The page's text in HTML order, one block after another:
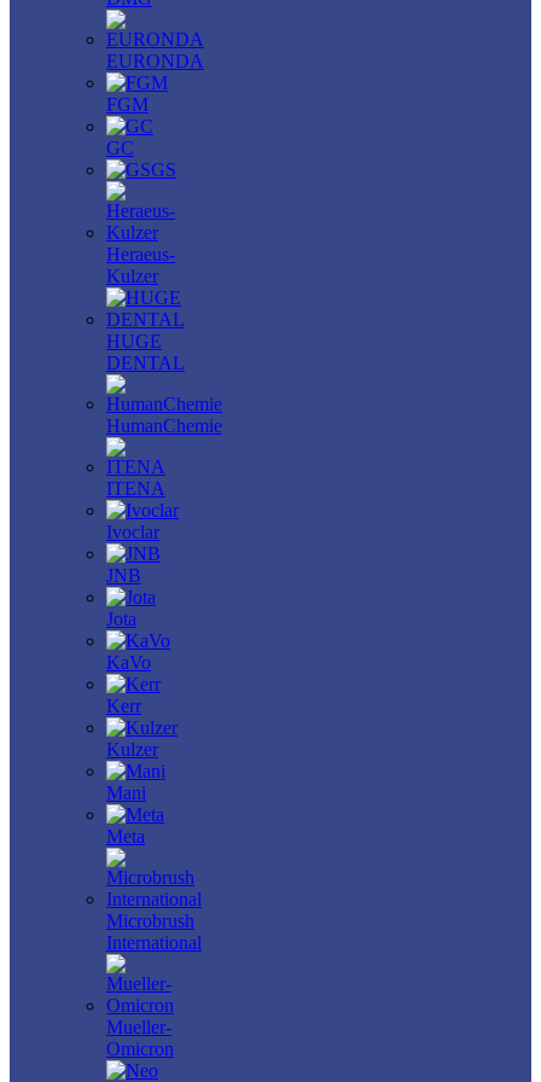
EURONDA
FGM
GC
GS
Heraeus-
Kulzer
HUGE
DENTAL
HumanChemie
ITENA
Ivoclar
JNB
Jota
KaVo
Kerr
Kulzer
Mani
Meta
Microbrush
International
Mueller-
Omicron